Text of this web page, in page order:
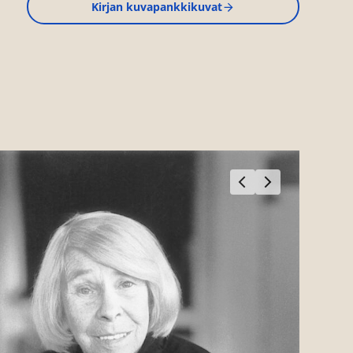
Kirjan kuvapankkikuvat